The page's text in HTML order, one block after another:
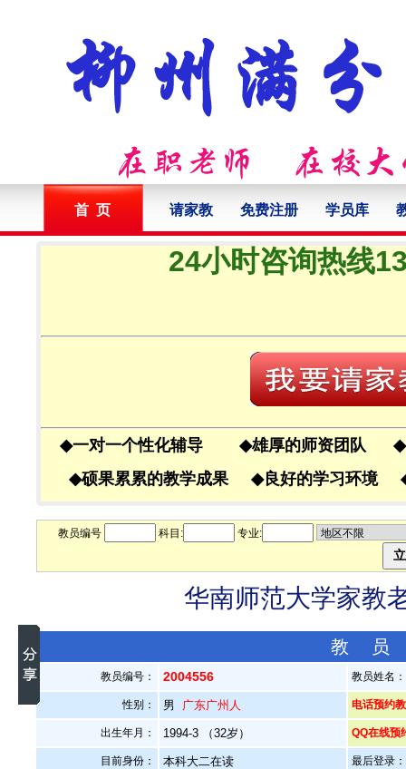
首 页 请家教 免费注册 学员库
24小时咨询热线
◆一对一个性化辅导 ◆雄厚的师资团队 ◆
◆硕果累累的教学成果 ◆良好的学习环境
教员编号 科目: 专业:
华南师范大学家教
教
教员编号： 2004556 教员姓名
性别： 男 广东广州人 电话预约
出生年月： 1994-3 （32岁） QQ在线预
目前身份： 本科大二在读 最后登录